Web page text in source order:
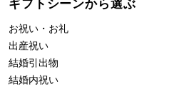
ギフトシーンから選ぶ
お祝い・お礼
出産祝い
結婚引出物
結婚内祝い